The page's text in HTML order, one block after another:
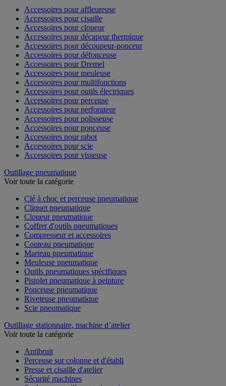
Accessoires pour affleureuse
Accessoires pour cisaille
Accessoires pour cloueur
Accessoires pour décapeur thermique
Accessoires pour découpeur-ponceur
Accessoires pour défonceuse
Accessoires pour Dremel
Accessoires pour meuleuse
Accessoires pour multifonctions
Accessoires pour outils électriques
Accessoires pour perceuse
Accessoires pour perforateur
Accessoires pour polisseuse
Accessoires pour ponceuse
Accessoires pour rabot
Accessoires pour scie
Accessoires pour visseuse
Outillage pneumatique
Voir toute la catégorie
Clé à choc et perceuse pneumatique
Cliquet pneumatique
Cloueur pneumatique
Coffret d'outils pneumatiques
Compresseur et accessoires
Couteau pneumatique
Marteau pneumatique
Meuleuse pneumatique
Outils pneumatiques spécifiques
Pistolet pneumatique à peinture
Ponceuse pneumatique
Riveteuse pneumatique
Scie pneumatique
Outillage stationnaire, machine d’atelier
Voir toute la catégorie
Antibruit
Perceuse sur colonne et d'établi
Presse et cisaille d'atelier
Sécurité machines